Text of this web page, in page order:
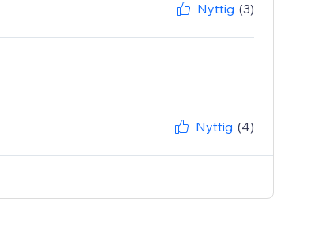
Nyttig (3)
Nyttig (4)